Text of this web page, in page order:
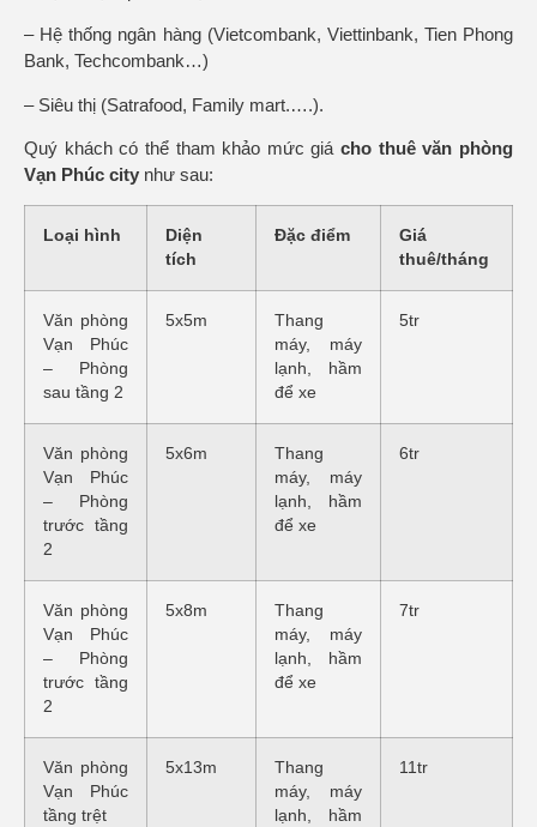
– Hệ thống ngân hàng (Vietcombank, Viettinbank, Tien Phong
Bank, Techcombank…)
– Siêu thị (Satrafood, Family mart.….).
Quý khách có thể tham khảo mức giácho thuêvăn phòng
Vạn Phúc city như sau:
Loại hình
Diện
tích
Đặc điểm
Giá
thuê/tháng
Văn phòng
Vạn Phúc
– Phòng
sau tầng 2
5x5m
Thang
máy, máy
lạnh, hầm
để xe
5tr
Văn phòng
Vạn Phúc
– Phòng
trước tầng
2
5x6m
Thang
máy, máy
lạnh, hầm
để xe
6tr
Văn phòng
Vạn Phúc
– Phòng
trước tầng
2
5x8m
Thang
máy, máy
lạnh, hầm
để xe
7tr
Văn phòng
Vạn Phúc
tầng trệt
5x13m
Thang
máy, máy
lạnh, hầm
11tr